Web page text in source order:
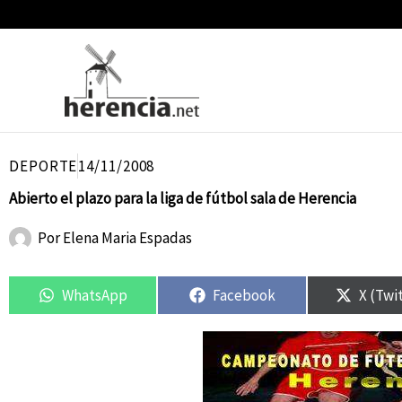
DEPORTE14/11/2008
Abierto el plazo para la liga de fútbol sala de Herencia
PorElena Maria Espadas
en
WhatsApp
en
Facebook
en
X
en en en